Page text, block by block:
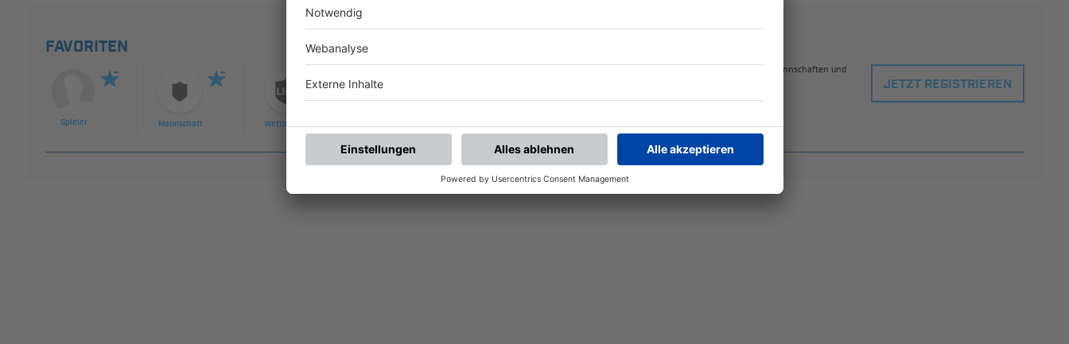
FAVORITEN
Spieler Mannschaft Wettbewerb
Nach der Registrierung kannst du dir Favoriten setzen. So bist du ganz nah an deinen Lieblingsspielern, Mannschaften und
Ligen, die dann direkt hier angezeigt werden.
JETZT REGISTRIEREN